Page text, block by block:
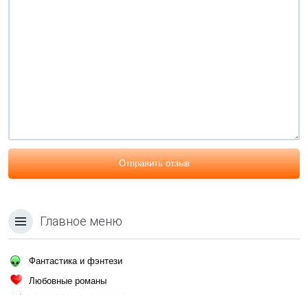
Отправить отзыв
Главное меню
Фантастика и фэнтези
Любовные романы